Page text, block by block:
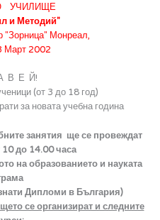
УЧИЛИЩЕ
и Методий"
"Зорница" Монреал,
Март 2002
В Е Й!
(от 3 до 18 год)
за новата учебна година
занятия ще се провеждат
до 14.00 часа
на образованието и науката
Дипломи в България)
се организират и следните